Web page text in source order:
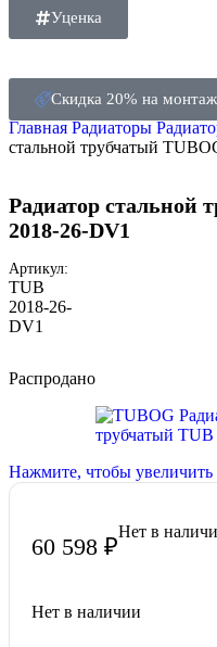
Уценка
Скидка 20% на монтаж
Главная Радиаторы
стальной трубчатый
Радиатор стальной
2018-26-DV1
Артикул:
TUB
2018-26-
DV1
Распродано
Нажмите, чтобы увеличить
60 598 ₽
Нет в
Нет в наличии